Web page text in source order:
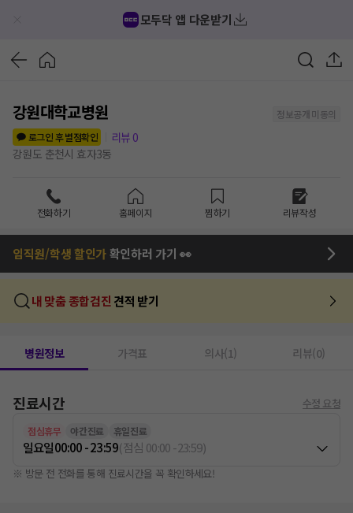
모두닥 앱 다운받기
강원대학교병원
정보공개 미동의
로그인 후 별점확인
리뷰 0
강원도 춘천시 효자3동
전화하기 홈페이지 찜하기 리뷰작성
임직원/학생 할인가확인하러 가기 👀
내 맞춤 종합검진 견적 받기
병원정보 가격표 의사(1) 리뷰(0)
진료시간 수정 요청
점심휴무 야간진료 휴일진료
일요일00:00 - 23:59(점심 00:00-23:59)
※ 방문 전 전화를 통해 진료시간을 꼭 확인하세요!